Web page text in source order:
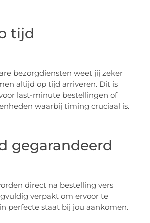
tijd
bezorgdiensten weet jij zeker
altijd op tijd arriveren. Dit is
last-minute bestellingen of
waarbij timing cruciaal is.
gegarandeerd
direct na bestelling vers
verpakt om ervoor te
perfecte staat bij jou aankomen.